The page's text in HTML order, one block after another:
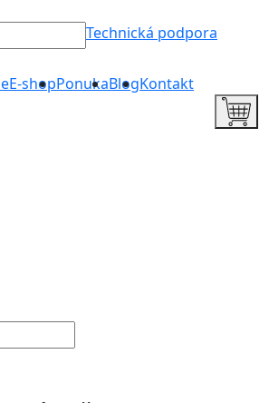
Technická podpora
E-shopPonukaBlogKontakt